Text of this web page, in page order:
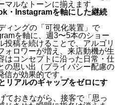
マルなトーンに揃えます。
・Instagramを軸にした継続
ィングの「可視化装置」で
を軸に、週3〜5本のショー
投稿を続けることで、アルゴリ
ォロワーが増え、来店動機が生
はコンセプトに沿った日常・仕
の思い出（プライバシー配慮の
信が効果的です。
リアルのギャップをゼロにす
ておきながら、接客で「思っ